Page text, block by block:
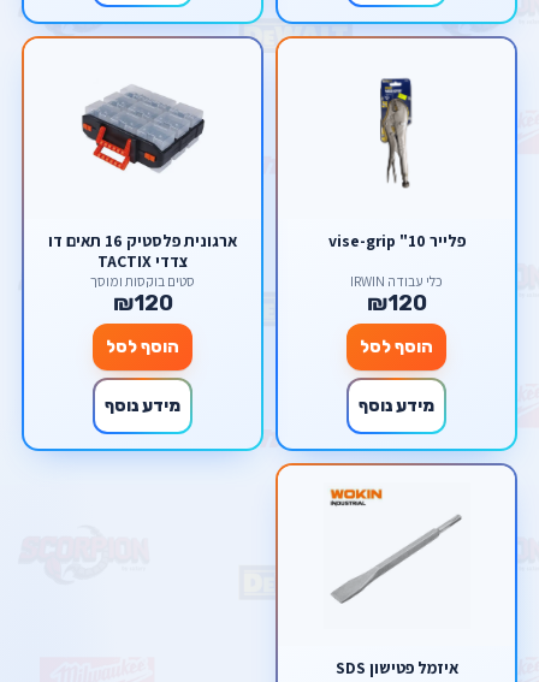
פלייר 10" vise-grip
כלי עבודה IRWIN
₪120
הוסף לסל
מידע נוסף
ארגונית פלסטיק 16 תאים דו
צדדי TACTIX
סטים בוקסות ומוסך
₪120
הוסף לסל
מידע נוסף
איזמל פטישון SDS